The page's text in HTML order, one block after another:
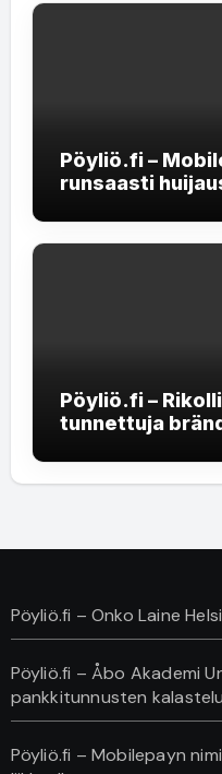
Pöyliö.fi –
runsaasti
Pöyliö.fi –
tunnettuja
Pöyliö.fi – Onko Laine
Pöyliö.fi – Åbo Akademi
pankkitunnusten
Pöyliö.fi – Mobilepayn